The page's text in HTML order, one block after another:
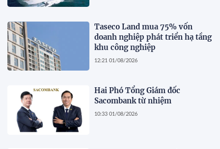
Taseco Land mua 75% vốn
doanh nghiệp phát triển hạ tầng
khu công nghiệp
12:21 01/08/2026
Hai Phó Tổng Giám đốc
Sacombank từ nhiệm
10:33 01/08/2026